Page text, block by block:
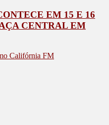
EM 15 E 16
CENTRAL EM
Califórnia FM